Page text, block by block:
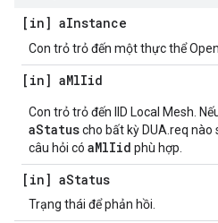
[in] aInstance
Con trỏ trỏ đến một thực thể
[in] aMlIid
Con trỏ trỏ đến IID Local Mesh.
aStatuscho bất kỳ DUA.req nào
câu hỏi có aMlIid phù hợp.
[in] aStatus
Trạng thái để phản hồi.